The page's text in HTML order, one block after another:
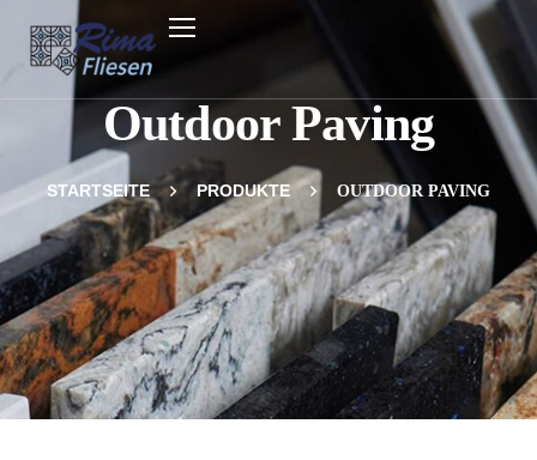
Outdoor Paving
STARTSEITE PRODUKTE OUTDOOR PAVING